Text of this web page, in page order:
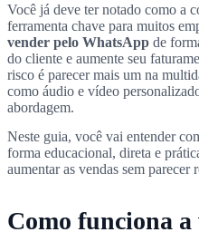
Você já deve ter notado como a
ferramenta chave para muitos
vender pelo WhatsApp de
do cliente e aumente seu
risco é parecer mais um na
como áudio e vídeo
abordagem.
Neste guia, você vai entender
forma educacional, direta e
aumentar as vendas sem parecer
Como funciona a